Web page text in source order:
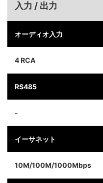
入力 / 出力
オーディオ入力
4 RCA
RS485
-
イーサネット
10M/100M/1000Mbps